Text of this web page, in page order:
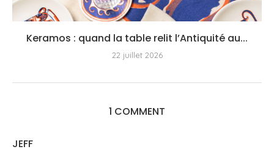
Keramos : quand la table relit l’Antiquité au...
22 juillet 2026
1 COMMENT
JEFF